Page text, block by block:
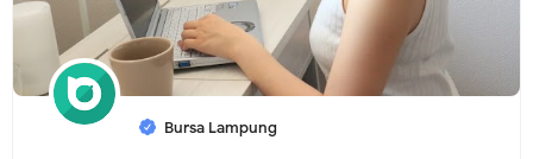
Bursa Lampung